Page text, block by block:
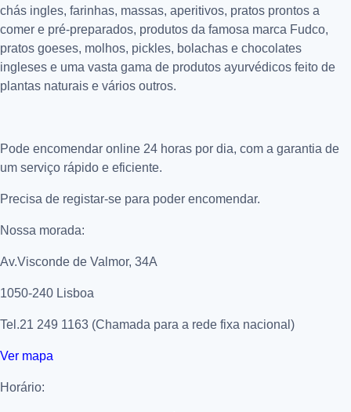
chás ingles, farinhas, massas, aperitivos, pratos prontos a
comer e pré-preparados, produtos da famosa marca Fudco,
pratos goeses, molhos, pickles, bolachas e chocolates
ingleses e uma vasta gama de produtos ayurvédicos feito de
plantas naturais e vários outros.
Pode encomendar online 24 horas por dia, com a garantia de
um serviço rápido e eficiente.
Precisa de registar-se para poder encomendar.
Nossa morada:
Av.Visconde de Valmor, 34A
1050-240 Lisboa
Tel.21 249 1163 (Chamada para a rede fixa nacional)
Ver mapa
Horário: